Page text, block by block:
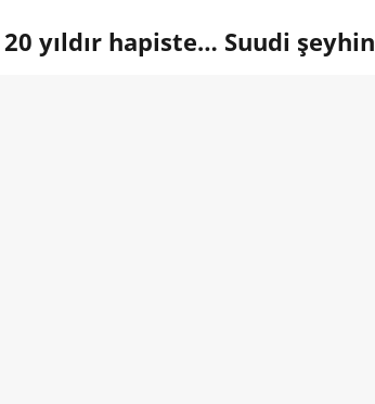
yıldır hapiste… Suudi şeyhin